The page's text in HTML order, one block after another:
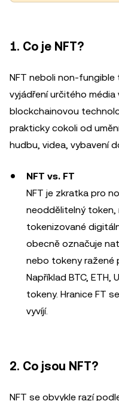
1. Co je NFT?
NFT neboli non-
vyjádření určitého
blockchainovou
prakticky cokoli od
hudbu, videa, vybavení
NFT vs. FT
NFT je zkratka pro
neoddělitelný
tokenizované
obecně označuje
nebo tokeny ražené
Například BTC, ETH,
tokeny. Hranice FT
vyvíjí.
2. Co jsou NFT?
NFT se obvykle razí